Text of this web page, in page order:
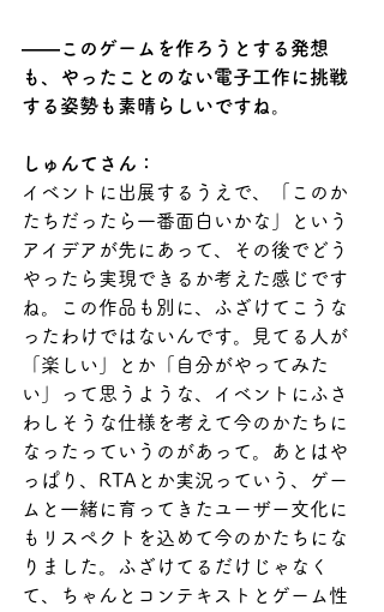
――このゲームを作ろうとする発想
も、やったことのない電子工作に挑戦
する姿勢も素晴らしいですね。
しゅんてさん：
イベントに出展するうえで、「このか
たちだったら一番面白いかな」という
アイデアが先にあって、その後でどう
やったら実現できるか考えた感じです
ね。この作品も別に、ふざけてこうな
ったわけではないんです。見てる人が
「楽しい」とか「自分がやってみた
い」って思うような、イベントにふさ
わしそうな仕様を考えて今のかたちに
なったっていうのがあって。あとはや
っぱり、RTAとか実況っていう、ゲー
ムと一緒に育ってきたユーザー文化に
もリスペクトを込めて今のかたちにな
りました。ふざけてるだけじゃなく
て、ちゃんとコンテキストとゲーム性